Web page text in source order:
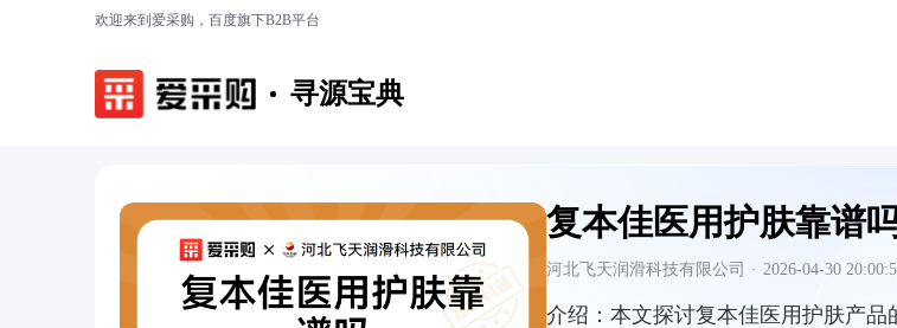
欢迎来到爱采购，百度旗下B2B平台
寻源宝典
复本佳医用护肤靠谱
河北飞天润滑科技有限公司 · 2026-04-30
介绍： 本文探讨复本佳医用护肤产品